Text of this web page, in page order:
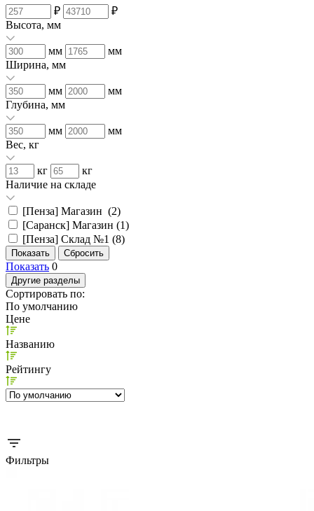
₽
₽
Высота, мм
мм
мм
Ширина, мм
мм
мм
Глубина, мм
мм
мм
Вес, кг
кг
кг
Наличие на складе
[Пенза] Магазин (2)
[Саранск] Магазин (1)
[Пенза] Склад №1 (8)
Показать 0
Другие разделы
Сортировать по:
По умолчанию
Цене
Названию
Рейтингу
Фильтры